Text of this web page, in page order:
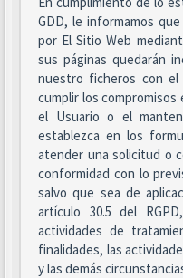
GDD, le informamos
por El Sitio Web
sus páginas quedarán
nuestro ficheros con
cumplir los
el Usuario o el
establezca en los
atender una solicitud o
conformidad con lo
salvo que sea de
artículo 30.5 del
actividades de
finalidades, las
y las demás